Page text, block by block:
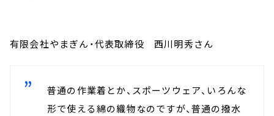
有限会社やまぎん・代表取締役 西川明秀さん
普通の作業着とか、スポーツウェア、いろんな
形で使える綿の織物なのですが、普通の撥水